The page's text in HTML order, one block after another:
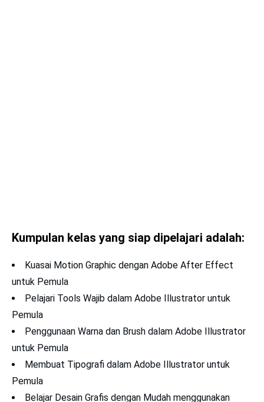
Kumpulan kelas yang siap dipelajari adalah:
Kuasai Motion Graphic dengan Adobe After Effect
untuk Pemula
Pelajari Tools Wajib dalam Adobe Illustrator untuk
Pemula
Penggunaan Warna dan Brush dalam Adobe Illustrator
untuk Pemula
Membuat Tipografi dalam Adobe Illustrator untuk
Pemula
Belajar Desain Grafis dengan Mudah menggunakan